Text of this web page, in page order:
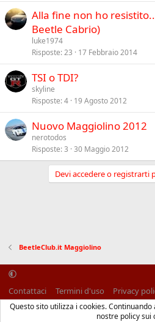
Alla fine non ho
Beetle Cabrio)
luke1974
Risposte 23 17 Febbraio 2014
TSI o TDI?
skyline
Risposte 4 19 Agosto 2012
Nuovo Maggiolino 2012
nerotodos
Risposte 3 30 Maggio 2012
Devi accedere o registrarti
BeetleClub.it Maggiolino
Contattaci Termini d'uso Privacy
Community platform by XenForo® © 2010-
Questo sito utilizza i cookies.
nostre policy sui